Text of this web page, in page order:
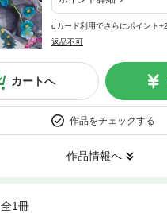
dカード利用でさらにポイント
返品不可
カートへ
作品をチェックする
作品情報へ
全1冊